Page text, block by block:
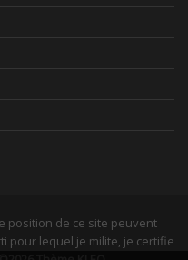
position de ce site peuvent
pour lequel je milite, je certifie